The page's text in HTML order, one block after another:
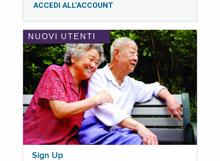
ACCEDI ALL’ACCOUNT
NUOVI UTENTI
Sign Up